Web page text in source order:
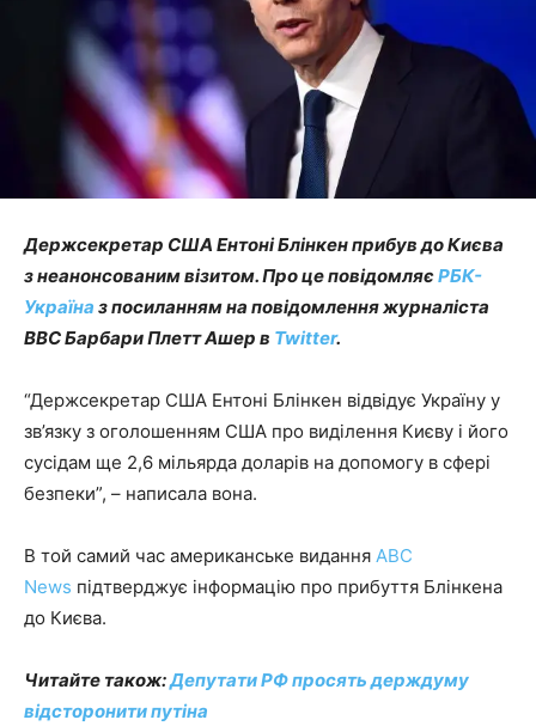
Держсекретар США Ентоні Блінкен прибув до Києва
з неанонсованим візитом.Про це повідомляєРБК-
Україна з посиланням на повідомлення журналіста
BBC Барбари Плетт Ашер в Twitter.
“Держсекретар США Ентоні Блінкен відвідує Україну у
зв’язку з оголошенням США про виділення Києву і його
сусідам ще 2,6 мільярда доларів на допомогу в сфері
безпеки”, – написала вона.
В той самий час американське видання ABC
News підтверджує інформацію про прибуття Блінкена
до Києва.
Читайте також:Депутати РФ просять держдуму
відсторонити путіна